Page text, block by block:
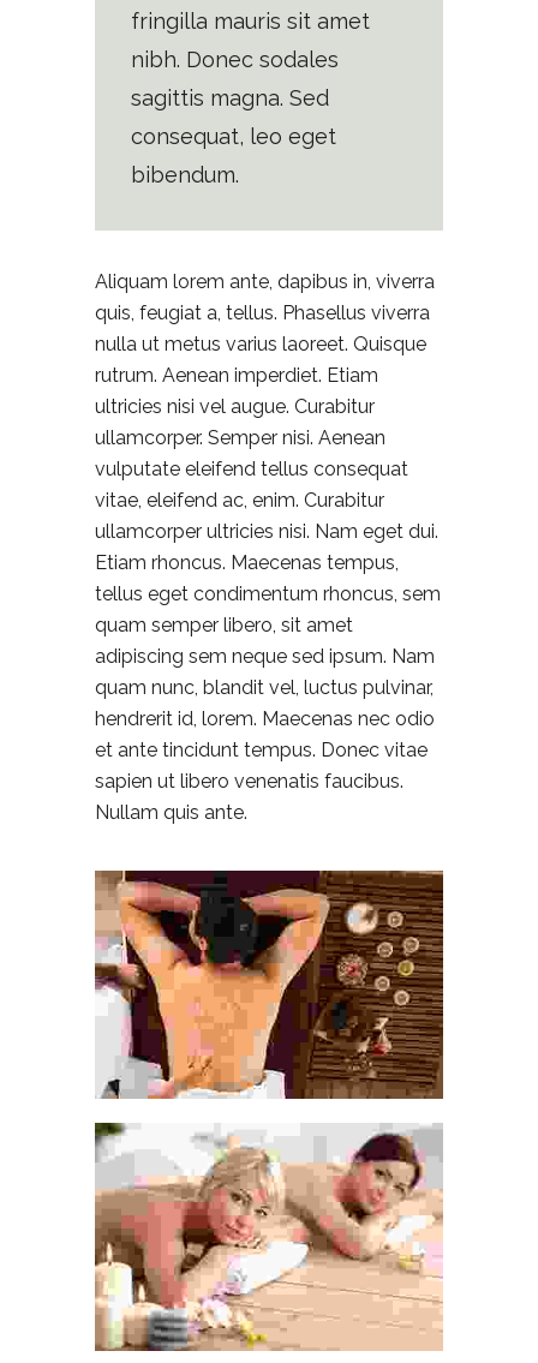
fringilla mauris sit amet
nibh. Donec sodales
sagittis magna. Sed
consequat, leo eget
bibendum.
Aliquam lorem ante, dapibus in, viverra
quis, feugiat a, tellus. Phasellus viverra
nulla ut metus varius laoreet. Quisque
rutrum. Aenean imperdiet. Etiam
ultricies nisi vel augue. Curabitur
ullamcorper. Semper nisi. Aenean
vulputate eleifend tellus consequat
vitae, eleifend ac, enim. Curabitur
ullamcorper ultricies nisi. Nam eget dui.
Etiam rhoncus. Maecenas tempus,
tellus eget condimentum rhoncus, sem
quam semper libero, sit amet
adipiscing sem neque sed ipsum. Nam
quam nunc, blandit vel, luctus pulvinar,
hendrerit id, lorem. Maecenas nec odio
et ante tincidunt tempus. Donec vitae
sapien ut libero venenatis faucibus.
Nullam quis ante.